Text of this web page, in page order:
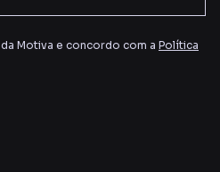
Motiva e concordo com a Política